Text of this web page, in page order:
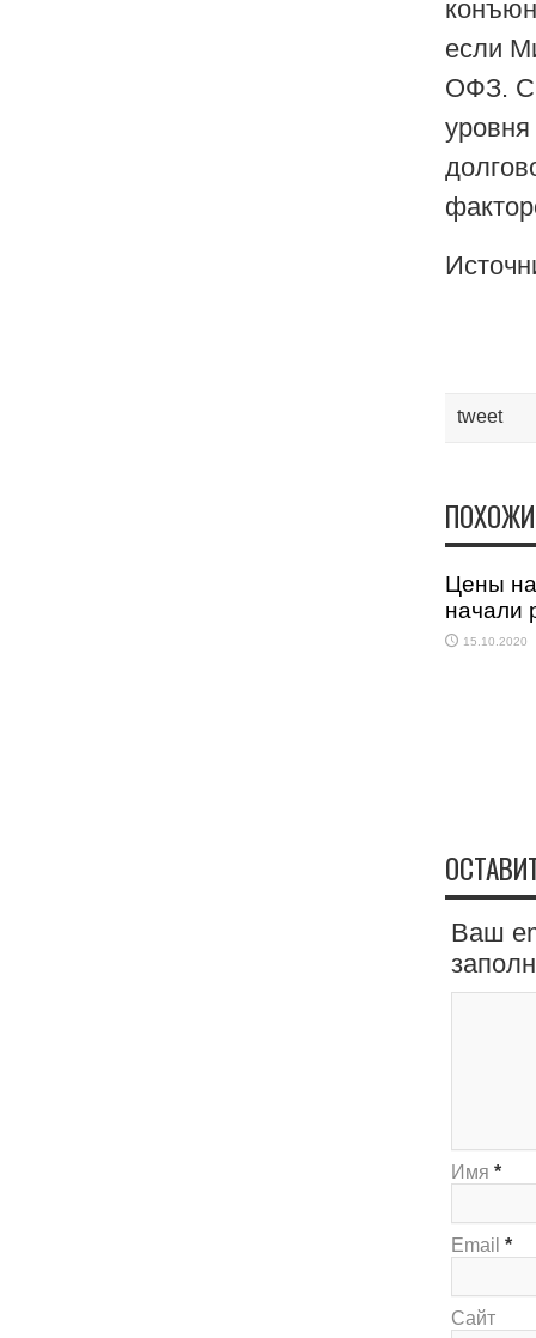
если
ОФЗ. С
tweet
Цены
начали
15.10.2020
Ваш
Имя *
Email *
Сайт